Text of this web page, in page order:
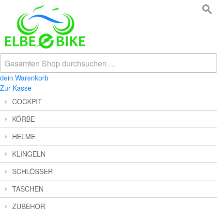
dein Warenkorb
Zur Kasse
COCKPIT
KÖRBE
HELME
KLINGELN
SCHLÖSSER
TASCHEN
ZUBEHÖR